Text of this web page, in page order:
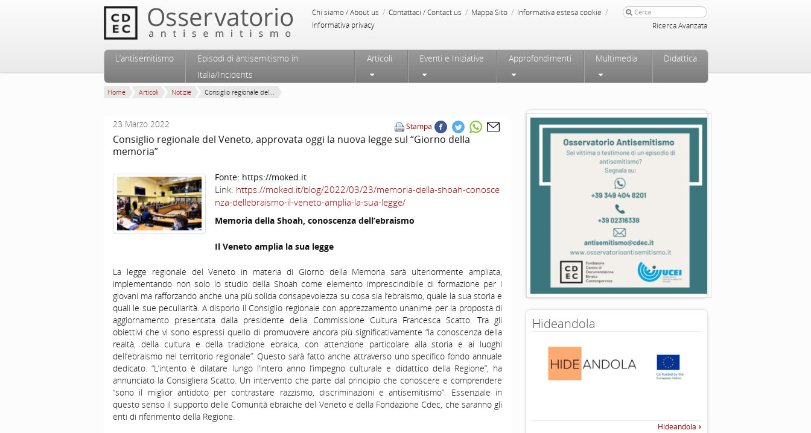
Chi siamo / About us / Contattaci / Contact us / Mappa Sito / Informativa estesa cookie /
Informativa privacy Ricerca Avanzata
Menu principale
Vai al contenuto principale
Vai al contenuto secondario
L’antisemitismo
Episodi di antisemitismo in
Italia/Incidents
Articoli Eventi e Iniziative Approfondimenti Multimedia Didattica
Home Articoli Notizie Consiglio regionale del...
Stampa
23 Marzo 2022
Consiglio regionale del Veneto, approvata oggi la nuova legge sul “Giorno della
memoria”
Fonte: https://moked.it
Link: https://moked.it/blog/2022/03/23/memoria-della-shoah-conosce
nza-dellebraismo-il-veneto-amplia-la-sua-legge/
Memoria della Shoah, conoscenza dell’ebraismo
Il Veneto amplia la sua legge
La legge regionale del Veneto in materia di Giorno della Memoria sarà ulteriormente ampliata,
implementando non solo lo studio della Shoah come elemento imprescindibile di formazione per i
giovani ma rafforzando anche una più solida consapevolezza su cosa sia l’ebraismo, quale la sua storia e
quali le sue peculiarità. A disporlo il Consiglio regionale con apprezzamento unanime per la proposta di
aggiornamento presentata dalla presidente della Commissione Cultura Francesca Scatto. Tra gli
obiettivi che vi sono espressi quello di promuovere ancora più significativamente “la conoscenza della
realtà, della cultura e della tradizione ebraica, con attenzione particolare alla storia e ai luoghi
dell’ebraismo nel territorio regionale”. Questo sarà fatto anche attraverso uno specifico fondo annuale
dedicato. “L’intento è dilatare lungo l’intero anno l’impegno culturale e didattico della Regione”, ha
annunciato la Consigliera Scatto. Un intervento che parte dal principio che conoscere e comprendere
“sono il miglior antidoto per contrastare razzismo, discriminazioni e antisemitismo”. Essenziale in
questo senso il supporto delle Comunità ebraiche del Veneto e della Fondazione Cdec, che saranno gli
enti di riferimento della Regione.
Hideandola
Hideandola